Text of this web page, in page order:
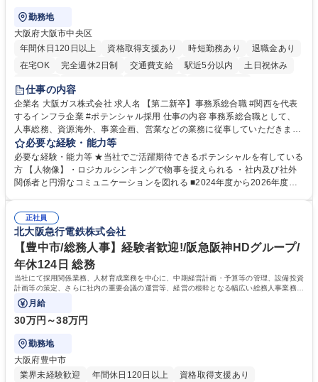
勤務地
大阪府大阪市中央区
年間休日120日以上
資格取得支援あり 時短勤務あり
退職金あり
在宅OK
完全週休2日制 交通費支給 駅近5分以内
土日祝休み
服装自由
第二新卒歓迎
仕事の内容
企業名 大阪ガス株式会社 求人名 【第二新卒】事務系総合職 #関西を代表
するインフラ企業 #ポテンシャル採用 仕事の内容 事務系総合職として、
人事総務、資源海外、事業企画、営業などの業務に従事していただきま
す。 【業務内容の一例】■所属事業部の勤労業務 ■海外に関係する各種業
務 ■営業部門の企画スタッフ、ルート営業 【キャリアパス】入社後の配属
ポジションで一定期間ご活躍頂いた後、本人の適性及び将来のキャリアを
鑑みてジョブローテーションを行います。 【育成】OJTでの現場育成や研
表するインフラ企業 #ポテンシャル採用
必要な経験・能力等
必要な経験・能力等 ★当社でご活躍期待できるポテンシャルを有している
方 【人物像】・ロジカルシンキングで物事を捉えられる ・社内及び社外
関係者と円滑なコミュニケーションを図れる ■2024年度から2026年度ま
72.html ■エネルギーセキュリティの不安定化や気候変動による自然災害の
甚大化など、これまで以上に社会課題解決の重要性が高まっています。
「未来の日常」の創造に向けて持続可能な社会の実現に貢献してまいりま
す。 学歴・資格 学歴：大学院 大学 語学力： 資格：
正社員
北大阪急行電鉄株式会社
【豊中市/総務人事】経験者歓迎!/阪急阪神HDグループ/
年休124日 総務
当社にて採用関係業務、人材育成業務を中心に、中期経営計画・予算等の管理、設備投資
計画等の策定、さらに社内の重要会議の運営等、経営の根幹となる幅広い総務人事業務全
般を担当していただきます。
月給
30万円～38万円
勤務地
大阪府豊中市
業界未経験歓迎
年間休日120日以上 資格取得支援あり